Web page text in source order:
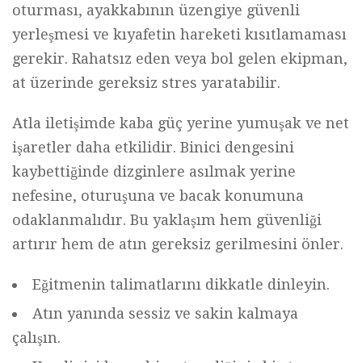
oturması, ayakkabının üzengiye güvenli
yerleşmesi ve kıyafetin hareketi kısıtlamaması
gerekir. Rahatsız eden veya bol gelen ekipman,
at üzerinde gereksiz stres yaratabilir.
Atla iletişimde kaba güç yerine yumuşak ve net
işaretler daha etkilidir. Binici dengesini
kaybettiğinde dizginlere asılmak yerine
nefesine, oturuşuna ve bacak konumuna
odaklanmalıdır. Bu yaklaşım hem güvenliği
artırır hem de atın gereksiz gerilmesini önler.
Eğitmenin talimatlarını dikkatle dinleyin.
Atın yanında sessiz ve sakin kalmaya
çalışın.